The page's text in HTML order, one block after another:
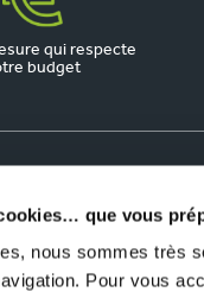
que vous
nous sommes très
Pour vous
qui respecte
budget